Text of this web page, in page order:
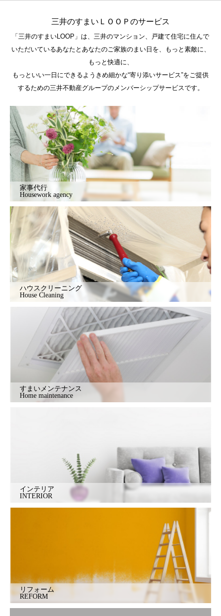
三井のすまいＬＯＯＰのサービス
「三井のすまいLOOP」は、三井のマンション、戸建て住宅に住んで
いただいているあなたとあなたのご家族のまい日を、もっと素敵に、
もっと快適に、
もっといい一日にできるようきめ細かな“寄り添いサービス”をご提供
するための三井不動産グループのメンバーシップサービスです。
家事代行
Housework agency
ハウスクリーニング
House Cleaning
すまいメンテナンス
Home maintenance
インテリア
INTERIOR
リフォーム
REFORM